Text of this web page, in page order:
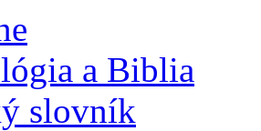
a Biblia
slovník